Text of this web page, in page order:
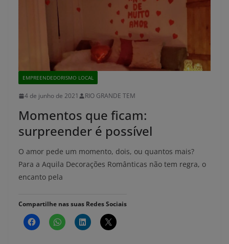
EMPREENDEDORISMO LOCAL
4 de junho de 2021 RIO GRANDE TEM
Momentos que ficam:
surpreender é possível
O amor pede um momento, dois, ou quantos mais?
Para a Aquila Decorações Românticas não tem regra, o
encanto pela
Compartilhe nas suas Redes Sociais